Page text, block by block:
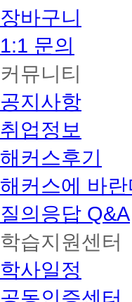
장바구니
1:1 문의
커뮤니티
공지사항
취업정보
해커스후기
해커스에 바
질의응답 Q&A
학습지원센터
학사일정